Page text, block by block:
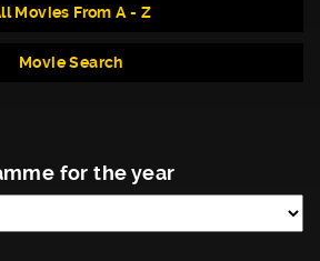
Movies From A - Z
Movie Search
for the year